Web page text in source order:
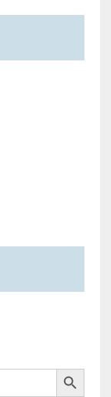
Botón de búsqueda